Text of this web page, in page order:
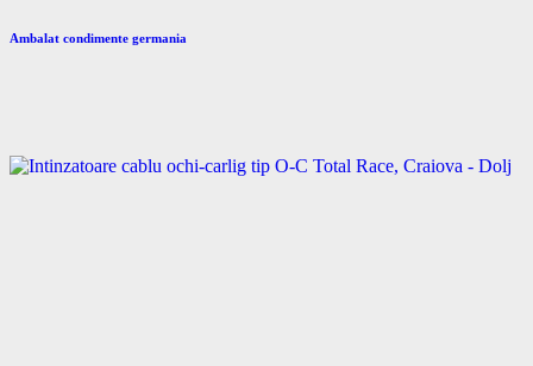
Ambalat condimente germania